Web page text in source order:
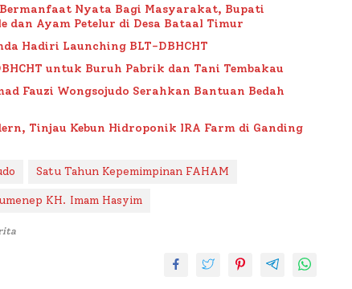
Nyata Bagi Masyarakat, Bupati
dan Ayam Petelur di Desa Bataal Timur
Hadiri Launching BLT-DBHCHT
untuk Buruh Pabrik dan Tani Tembakau
Fauzi Wongsojudo Serahkan Bantuan Bedah
Tinjau Kebun Hidroponik IRA Farm di Ganding
Satu Tahun Kepemimpinan FAHAM
KH. Imam Hasyim